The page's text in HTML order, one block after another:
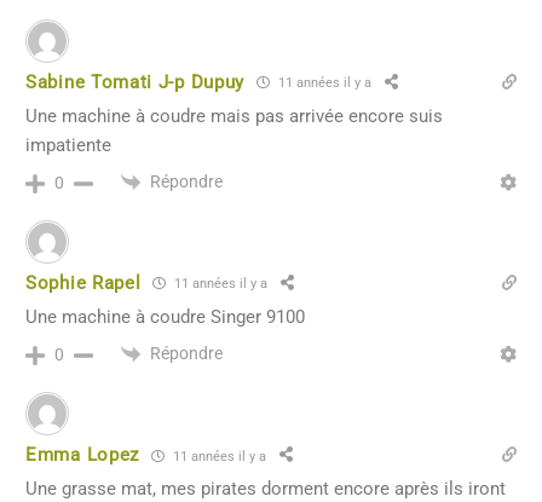
Sabine Tomati J-p Dupuy 11 années il y a
Une machine à coudre mais pas arrivée encore suis
impatiente
0 Répondre
Sophie Rapel 11 années il y a
Une machine à coudre Singer 9100
0 Répondre
Emma Lopez 11 années il y a
Une grasse mat, mes pirates dorment encore après ils iront